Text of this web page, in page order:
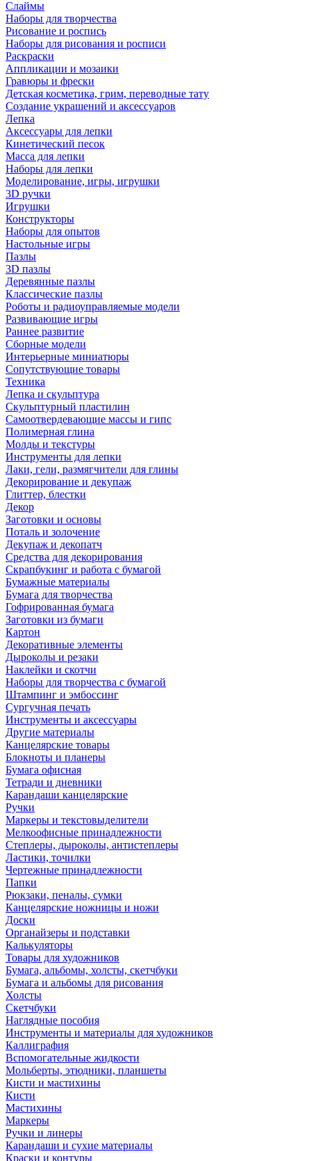
Слаймы
Наборы для творчества
Рисование и роспись
Наборы для рисования и росписи
Раскраски
Аппликации и мозаики
Гравюры и фрески
Детская косметика, грим, переводные тату
Создание украшений и аксессуаров
Лепка
Аксессуары для лепки
Кинетический песок
Масса для лепки
Наборы для лепки
Моделирование, игры, игрушки
3D ручки
Игрушки
Конструкторы
Наборы для опытов
Настольные игры
Пазлы
3D пазлы
Деревянные пазлы
Классические пазлы
Роботы и радиоуправляемые модели
Развивающие игры
Раннее развитие
Сборные модели
Интерьерные миниатюры
Сопутствующие товары
Техника
Лепка и скульптура
Скульптурный пластилин
Самоотвердевающие массы и гипс
Полимерная глина
Молды и текстуры
Инструменты для лепки
Лаки, гели, размягчители для глины
Декорирование и декупаж
Глиттер, блестки
Декор
Заготовки и основы
Поталь и золочение
Декупаж и декопатч
Средства для декорирования
Скрапбукинг и работа с бумагой
Бумажные материалы
Бумага для творчества
Гофрированная бумага
Заготовки из бумаги
Картон
Декоративные элементы
Дыроколы и резаки
Наклейки и скотчи
Наборы для творчества с бумагой
Штампинг и эмбоссинг
Сургучная печать
Инструменты и аксессуары
Другие материалы
Канцелярские товары
Блокноты и планеры
Бумага офисная
Тетради и дневники
Карандаши канцелярские
Ручки
Маркеры и текстовыделители
Мелкоофисные принадлежности
Степлеры, дыроколы, антистеплеры
Ластики, точилки
Чертежные принадлежности
Папки
Рюкзаки, пеналы, сумки
Канцелярские ножницы и ножи
Доски
Органайзеры и подставки
Калькуляторы
Товары для художников
Бумага, альбомы, холсты, скетчбуки
Бумага и альбомы для рисования
Холсты
Скетчбуки
Наглядные пособия
Инструменты и материалы для художников
Каллиграфия
Вспомогательные жидкости
Мольберты, этюдники, планшеты
Кисти и мастихины
Кисти
Мастихины
Маркеры
Ручки и линеры
Карандаши и сухие материалы
Краски и контуры